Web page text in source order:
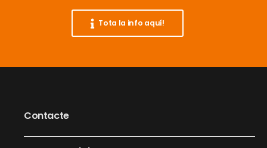
Tota la info aquí!
Contacte